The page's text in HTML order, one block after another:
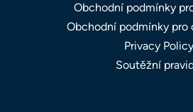
Obchodní podmínky
Obchodní podmínky pro
Privacy Policy
Soutěžní